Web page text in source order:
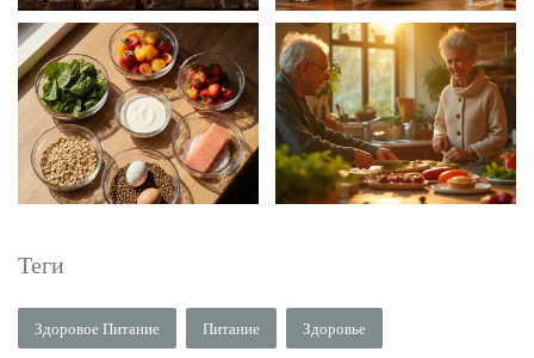
Теги
Здоровое Питание Питание Здоровье